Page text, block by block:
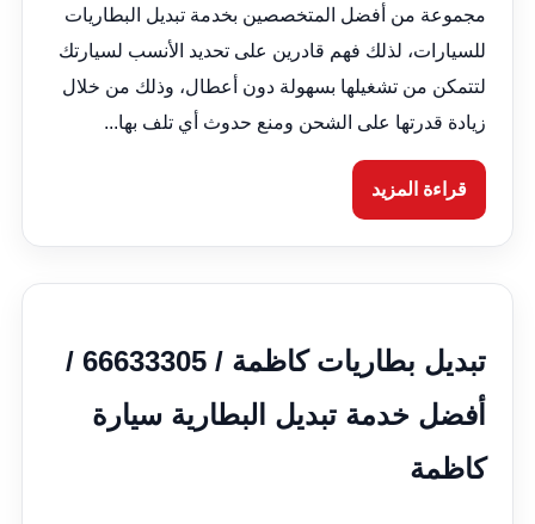
مجموعة من أفضل المتخصصين بخدمة تبديل البطاريات
للسيارات، لذلك فهم قادرين على تحديد الأنسب لسيارتك
لتتمكن من تشغيلها بسهولة دون أعطال، وذلك من خلال
زيادة قدرتها على الشحن ومنع حدوث أي تلف بها...
قراءة المزيد
تبديل بطاريات كاظمة / 66633305 /
أفضل خدمة تبديل البطارية سيارة
كاظمة